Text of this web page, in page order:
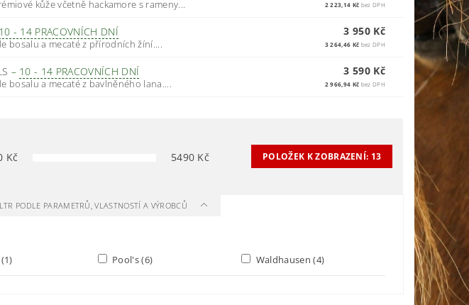
kůže včetně hackamore s rameny... 2 223,14 Kč bez DPH
10 - 14 PRACOVNÍCH DNÍ
bosalu a mecaté z přírodních žíní....
3 950 Kč
3 264,46 Kč bez DPH
– 10 - 14 PRACOVNÍCH DNÍ
bosalu a mecaté z bavlněného lana....
3 590 Kč
2 966,94 Kč bez DPH
Kč 5490 Kč POLOŽEK K ZOBRAZENÍ: 13
PODLE PARAMETRŮ, VLASTNOSTÍ A VÝROBCŮ
(1) Pool's(6) Waldhausen(4)